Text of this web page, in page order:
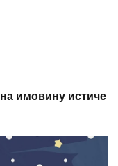
на имовину истиче